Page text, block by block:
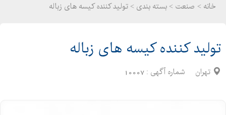
خانه > صنعت > بسته بندی > تولید کننده کیسه های زباله
تولید کننده کیسه های زباله
تهران شماره آگهی : 10007